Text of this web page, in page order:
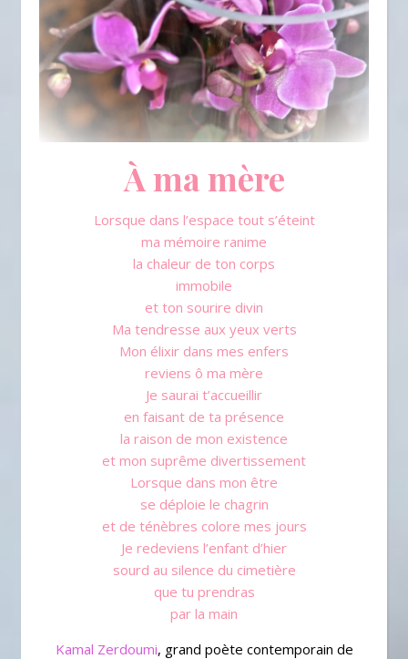
À ma mère
Lorsque dans l’espace tout s’éteint
ma mémoire ranime
la chaleur de ton corps
immobile
et ton sourire divin
Ma tendresse aux yeux verts
Mon élixir dans mes enfers
reviens ô ma mère
Je saurai t’accueillir
en faisant de ta présence
la raison de mon existence
et mon suprême divertissement
Lorsque dans mon être
se déploie le chagrin
et de ténèbres colore mes jours
Je redeviens l’enfant d’hier
sourd au silence du cimetière
que tu prendras
par la main
Kamal Zerdoumi, grand poète contemporain de